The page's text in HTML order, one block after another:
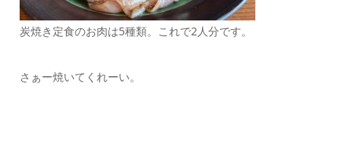
炭焼き定食のお肉は5種類。これで2人分です。
さぁー焼いてくれーい。